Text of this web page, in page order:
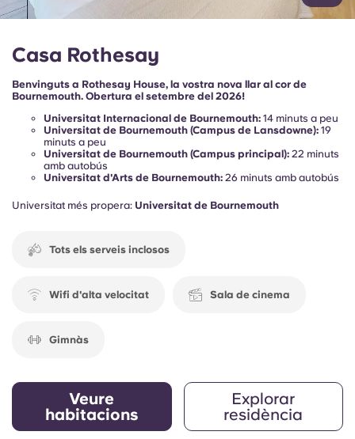
Casa Rothesay
Benvinguts a Rothesay House, la vostra nova llar al cor de
Bournemouth. Obertura el setembre del 2026!
Universitat Internacional de Bournemouth: 14 minuts a peu
Universitat de Bournemouth (Campus de Lansdowne): 19
minuts a peu
Universitat de Bournemouth (Campus principal): 22 minuts
amb autobús
Universitat d'Arts de Bournemouth: 26 minuts amb autobús
Universitat més propera: Universitat de Bournemouth
Tots els serveis inclosos
Wifi d'alta velocitat Sala de cinema
Gimnàs
Veure
habitacions
Explorar
residència